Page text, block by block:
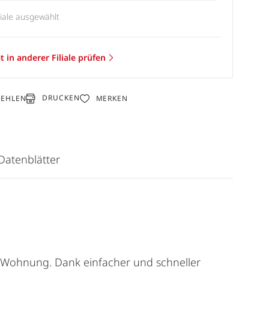
ausgewählt
in anderer Filiale prüfen
DRUCKEN MERKEN
Dank einfacher und schneller